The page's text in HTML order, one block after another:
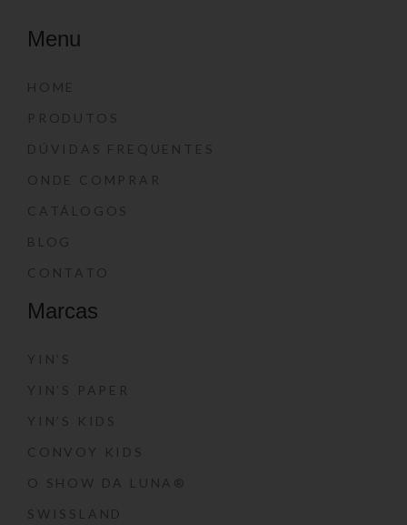
Menu
HOME
PRODUTOS
DÚVIDAS FREQUENTES
ONDE COMPRAR
CATÁLOGOS
BLOG
CONTATO
Marcas
YIN’S
YIN’S PAPER
YIN’S KIDS
CONVOY KIDS
O SHOW DA LUNA®
SWISSLAND